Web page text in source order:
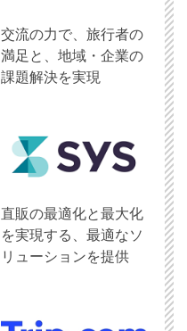
交流の力で、旅行者の
満足と、地域・企業の
課題解決を実現
直販の最適化と最大化
を実現する、最適なソ
リューションを提供